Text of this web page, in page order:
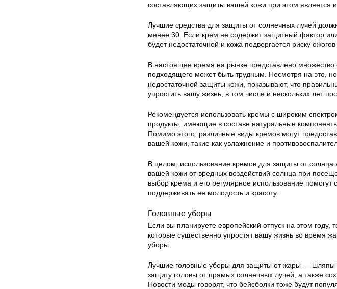
составляющих защиты вашей кожи при этом является
Лучшие средства для защиты от солнечных лучей
менее 30. Если крем не содержит защитный фактор
будет недостаточной и кожа подвергается риску
В настоящее время на рынке представлено
подходящего может быть трудным. Несмотря на это,
недостаточной защиты кожи, показывают, что
упростить вашу жизнь, в том числе и нескольких лет
Рекомендуется использовать кремы с широким
продукты, имеющие в составе натуральные
Помимо этого, различные виды кремов могут
вашей кожи, такие как увлажнение и
В целом, использование кремов для защиты от
вашей кожи от вредных воздействий солнца при
выбор крема и его регулярное использование помогут
поддерживать ее молодость и красоту.
Головные уборы
Если вы планируете европейский отпуск на этом году,
которые существенно упростят вашу жизнь во время
уборы.
Лучшие головные уборы для защиты от жары —
защиту головы от прямых солнечных лучей, а также
Новости моды говорят, что бейсболки тоже будут